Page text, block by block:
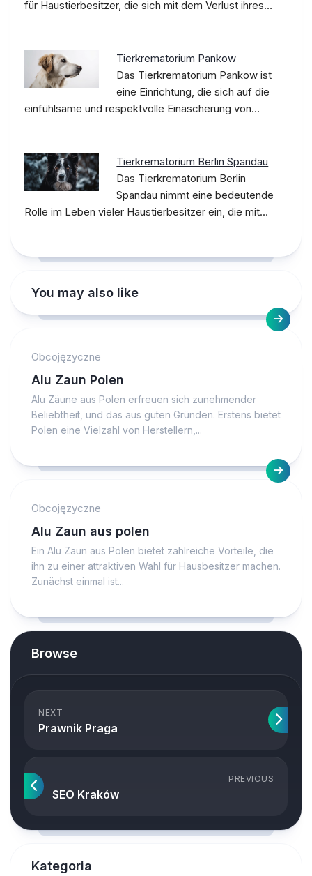
für Haustierbesitzer, die sich mit dem Verlust ihres…
Tierkrematorium Pankow
Das Tierkrematorium Pankow ist
eine Einrichtung, die sich auf die
einfühlsame und respektvolle Einäscherung von…
Tierkrematorium Berlin Spandau
Das Tierkrematorium Berlin
Spandau nimmt eine bedeutende
Rolle im Leben vieler Haustierbesitzer ein, die mit…
You may also like
Obcojęzyczne
Alu Zaun Polen
Alu Zäune aus Polen erfreuen sich zunehmender
Beliebtheit, und das aus guten Gründen. Erstens bietet
Polen eine Vielzahl von Herstellern,...
Obcojęzyczne
Alu Zaun aus polen
Ein Alu Zaun aus Polen bietet zahlreiche Vorteile, die
ihn zu einer attraktiven Wahl für Hausbesitzer machen.
Zunächst einmal ist...
Browse
NEXT
Prawnik Praga
PREVIOUS
SEO Kraków
Kategoria